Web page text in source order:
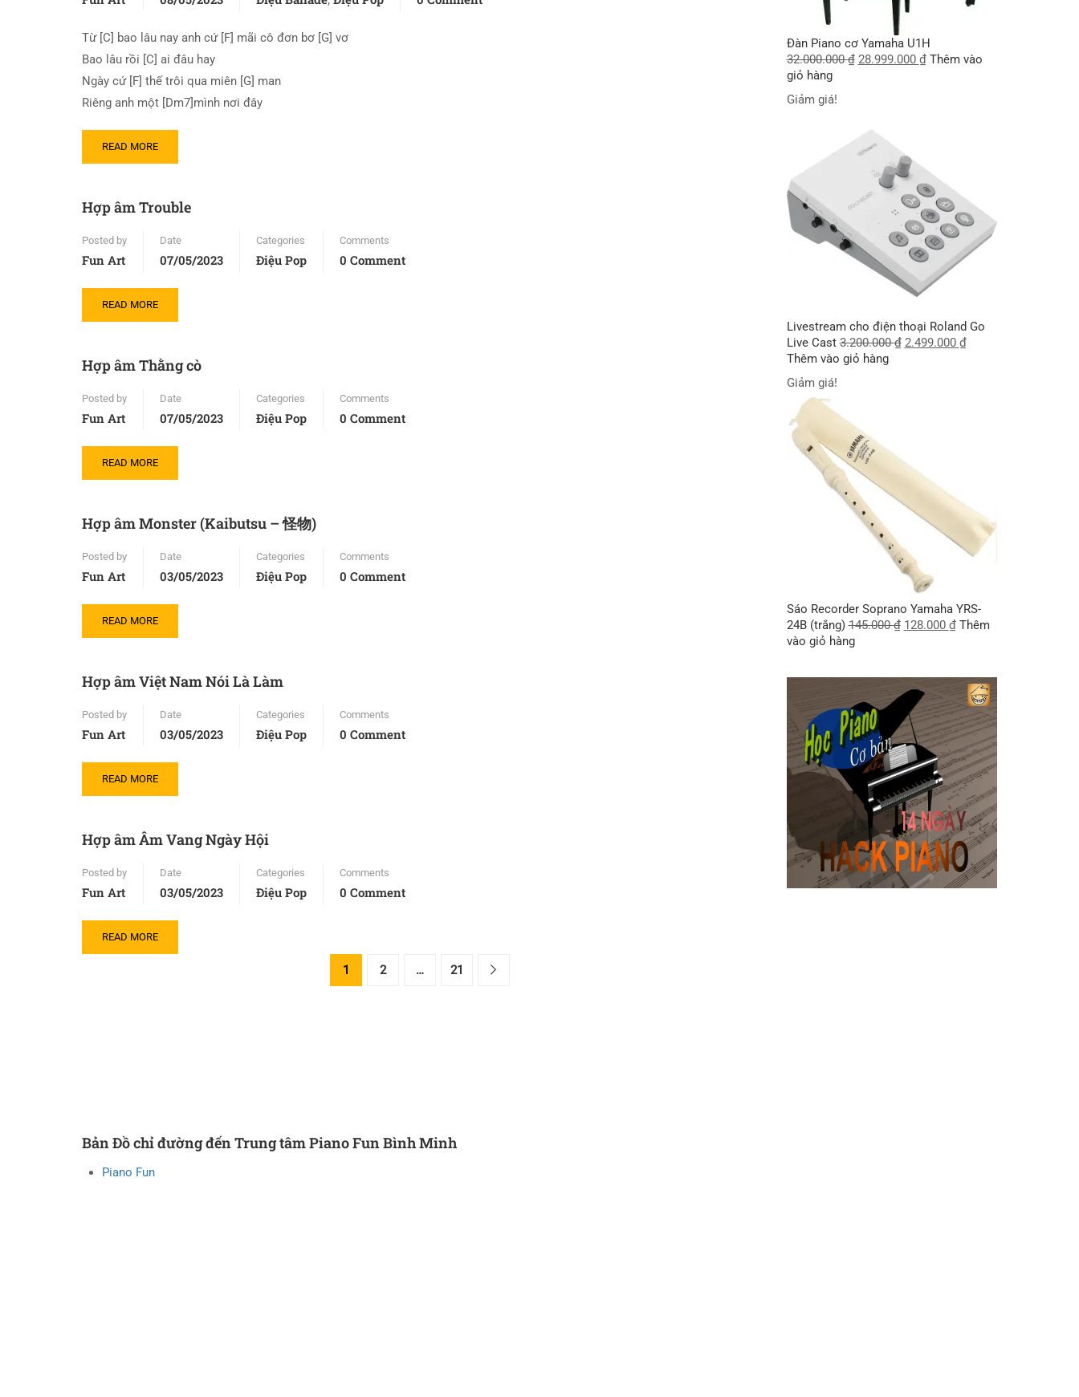
Từ [C] bao lâu nay anh cứ [F] mãi cô đơn bơ [G] vơ
Bao lâu rồi [C] ai đâu hay
Ngày cứ [F] thế trôi qua miên [G] man
Riêng anh một [Dm7]mình nơi đây
READ MORE
Hợp âm Trouble
Posted by
Fun Art
Date
07/05/2023
Categories
Điệu Pop
Comments
0 Comment
READ MORE
Hợp âm Thằng cò
Posted by
Fun Art
Date
07/05/2023
Categories
Điệu Pop
Comments
0 Comment
READ MORE
Hợp âm Monster (Kaibutsu – 怪物)
Posted by
Fun Art
Date
03/05/2023
Categories
Điệu Pop
Comments
0 Comment
READ MORE
Hợp âm Việt Nam Nói Là Làm
Posted by
Fun Art
Date
03/05/2023
Categories
Điệu Pop
Comments
0 Comment
READ MORE
Hợp âm Âm Vang Ngày Hội
Posted by
Fun Art
Date
03/05/2023
Categories
Điệu Pop
Comments
0 Comment
READ MORE
1 2 … 21
Đàn Piano cơ Yamaha U1H
32.000.000₫ 28.999.000 ₫ Thêm vào
giỏ hàng
Giảm giá!
Livestream cho điện thoại Roland Go
Live Cast 3.200.000₫ 2.499.000 ₫
Thêm vào giỏ hàng
Giảm giá!
Sáo Recorder Soprano Yamaha YRS-
24B (trắng) 145.000₫ 128.000 ₫ Thêm
vào giỏ hàng
Bản Đồ chỉ đường đến Trung tâm Piano Fun Bình Minh
Piano Fun